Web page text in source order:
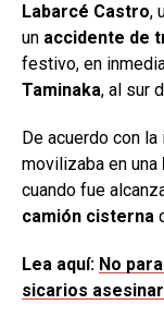
Labarcé Castro,
un accidente de
festivo, en
Taminaka, al sur
De acuerdo con
movilizaba en una
cuando fue
camión cisterna
Lea aquí: No
sicarios